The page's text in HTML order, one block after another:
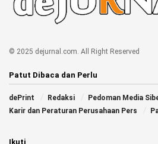
© 2025 dejurnal.com. All Right Reserved
Patut Dibaca dan Perlu
dePrint Redaksi
Pedoman Media
Karir dan Peraturan Perusahaan Pers
Ikuti